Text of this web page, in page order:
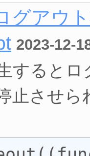
グアウ
2023-12-
すると
止させ